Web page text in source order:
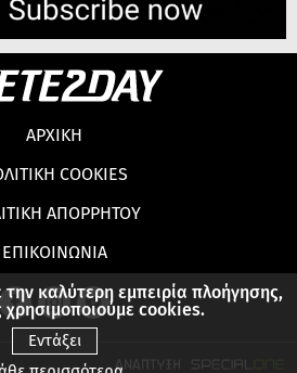
καλύτερη εμπειρία πλοήγησης,
cookies.
Εντάξει
ΑΡΧΙΚΗ
COOKIES
ΑΠΟΡΡΗΤΟΥ
ΕΠΙΚΟΙΝΩΝΙΑ